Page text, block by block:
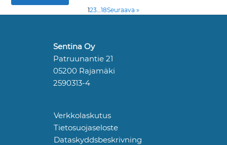
123…18Seuraava »
Sentina Oy
Patruunantie 21
05200 Rajamäki
2590313-4
Verkkolaskutus
Tietosuojaseloste
Dataskyddsbeskrivning